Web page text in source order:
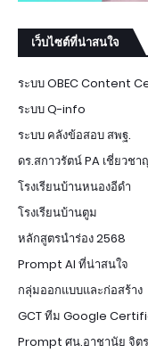
เว็บไซต์ที่น่าสนใจ
ระบบ OBEC Content
ระบบ Q-info
ระบบ คลังข้อสอบ สพฐ.
ดร.สกาวรัตน์ PA เชี่ยวชา
โรงเรียนบ้านหนองอีดำ
โรงเรียนบ้านตูม
หลักสูตรนำร่อง 2568
Prompt AI ที่น่าสนใจ
กลุ่มออกแบบและก่อสร้าง
GCT ทีม Google
Prompt ศน.อาชานัย จิต